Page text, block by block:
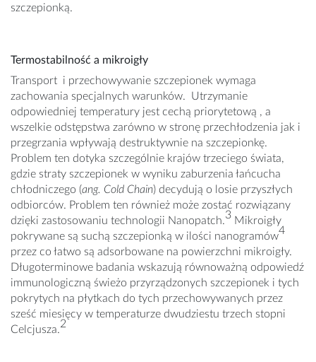
szczepionką.
Termostabilność a mikroigły
Transport i przechowywanie szczepionek wymaga
zachowania specjalnych warunków. Utrzymanie
odpowiedniej temperatury jest cechą priorytetową , a
wszelkie odstępstwa zarówno w stronę przechłodzenia jak i
przegrzania wpływają destruktywnie na szczepionkę.
Problem ten dotyka szczególnie krajów trzeciego świata,
gdzie straty szczepionek w wyniku zaburzenia łańcucha
chłodniczego (ang. Cold Chain) decydują o losie przyszłych
odbiorców. Problem ten również może zostać rozwiązany
dzięki zastosowaniu technologii Nanopatch.3 Mikroigły
pokrywane są suchą szczepionką w ilości nanogramów4
przez co łatwo są adsorbowane na powierzchni mikroigły.
Długoterminowe badania wskazują równoważną odpowiedź
immunologiczną świeżo przyrządzonych szczepionek i tych
pokrytych na płytkach do tych przechowywanych przez
sześć miesięcy w temperaturze dwudziestu trzech stopni
Celcjusza.2